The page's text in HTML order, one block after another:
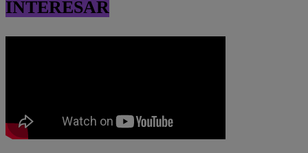
INTERESAR